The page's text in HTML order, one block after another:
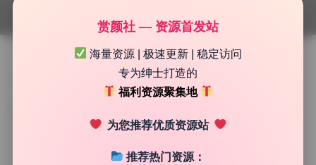
赏颜社 — 资源首发站
海量资源 | 极速更新 | 稳定访问
专为绅士打造的
福利资源聚集地
为您推荐优质资源站
推荐热门资源：